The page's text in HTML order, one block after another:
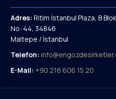
Adres: Ritim İstanbul Plaza, B
No: 44, 34846
Maltepe / İstanbul
Telefon:
E-Mail: +90 216 606 15 20